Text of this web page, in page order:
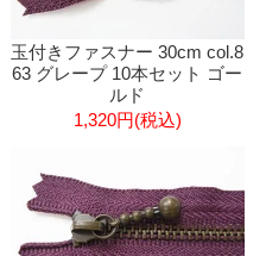
玉付きファスナー 30cm col.8
63 グレープ 10本セット ゴー
ルド
1,320円(税込)